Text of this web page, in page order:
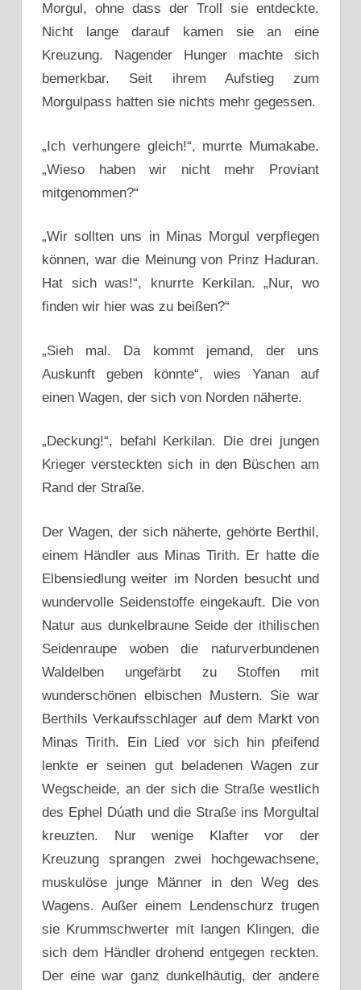
Morgul, ohne dass der Troll sie entdeckte.
Nicht lange darauf kamen sie an eine
Kreuzung. Nagender Hunger machte sich
bemerkbar. Seit ihrem Aufstieg zum
Morgulpass hatten sie nichts mehr gegessen.
„Ich verhungere gleich!“, murrte Mumakabe.
„Wieso haben wir nicht mehr Proviant
mitgenommen?“
„Wir sollten uns in Minas Morgul verpflegen
können, war die Meinung von Prinz Haduran.
Hat sich was!“, knurrte Kerkilan. „Nur, wo
finden wir hier was zu beißen?“
„Sieh mal. Da kommt jemand, der uns
Auskunft geben könnte“, wies Yanan auf
einen Wagen, der sich von Norden näherte.
„Deckung!“, befahl Kerkilan. Die drei jungen
Krieger versteckten sich in den Büschen am
Rand der Straße.
Der Wagen, der sich näherte, gehörte Berthil,
einem Händler aus Minas Tirith. Er hatte die
Elbensiedlung weiter im Norden besucht und
wundervolle Seidenstoffe eingekauft. Die von
Natur aus dunkelbraune Seide der ithilischen
Seidenraupe woben die naturverbundenen
Waldelben ungefärbt zu Stoffen mit
wunderschönen elbischen Mustern. Sie war
Berthils Verkaufsschlager auf dem Markt von
Minas Tirith. Ein Lied vor sich hin pfeifend
lenkte er seinen gut beladenen Wagen zur
Wegscheide, an der sich die Straße westlich
des Ephel Dúath und die Straße ins Morgultal
kreuzten. Nur wenige Klafter vor der
Kreuzung sprangen zwei hochgewachsene,
muskulöse junge Männer in den Weg des
Wagens. Außer einem Lendenschurz trugen
sie Krummschwerter mit langen Klingen, die
sich dem Händler drohend entgegen reckten.
Der eine war ganz dunkelhäutig, der andere